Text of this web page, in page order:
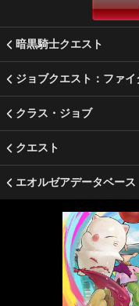
暗黒騎士クエスト
ジョブクエスト：ファイ
クラス・ジョブ
クエスト
エオルゼアデータベース